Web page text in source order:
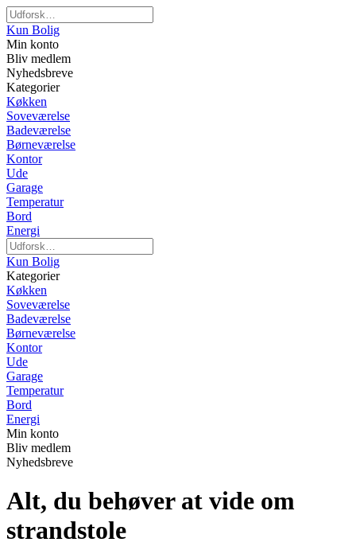
Kun Bolig
Min konto
Bliv medlem
Nyhedsbreve
Kategorier
Køkken
Soveværelse
Badeværelse
Børneværelse
Kontor
Ude
Garage
Temperatur
Bord
Energi
Kun Bolig
Kategorier
Køkken
Soveværelse
Badeværelse
Børneværelse
Kontor
Ude
Garage
Temperatur
Bord
Energi
Min konto
Bliv medlem
Nyhedsbreve
Alt, du behøver at vide om
strandstole